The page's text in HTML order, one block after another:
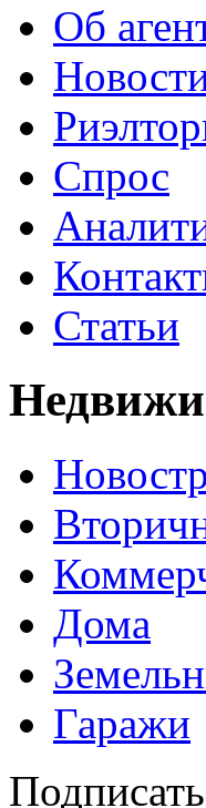
Об
Спрос
Статьи
Дома
Гаражи